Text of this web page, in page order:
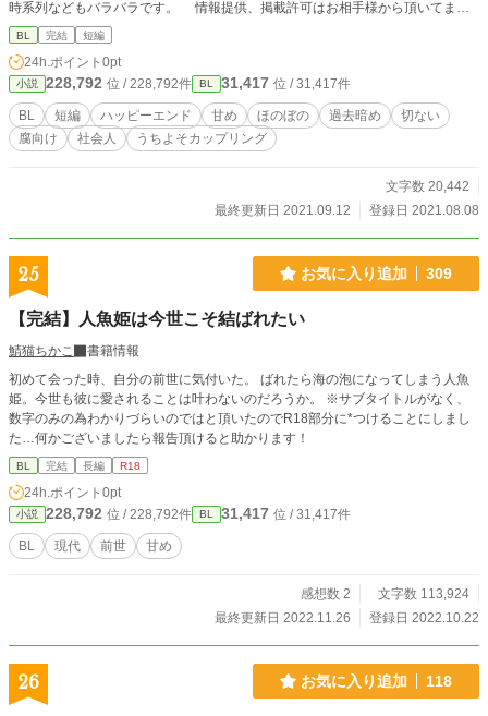
時系列などもバラバラです。 情報提供、掲載許可はお相手様から頂いてま
す。 兄編(R18)はこちら→https://www.alphapolis.co.jp/novel/356592767/104
523948
BL 完結 短編
24h.ポイント 0pt
小説 228,792 位 / 228,792件 BL 31,417 位 / 31,417件
BL 短編 ハッピーエンド 甘め ほのぼの 過去暗め
切ない
腐向け
社会人 うちよそカップリング
文字数 20,442
最終更新日 2021.09.12
登録日 2021.08.08
25 お気に入り追加 309
【完結】人魚姫は今世こそ結ばれたい
鯖猫ちかこ
書籍情報
初めて会った時、自分の前世に気付いた。 ばれたら海の泡になってしまう人魚
姫。今世も彼に愛されることは叶わないのだろうか。 ※サブタイトルがなく、
数字のみの為わかりづらいのではと頂いたのでR18部分に*つけることにしまし
た…何かございましたら報告頂けると助かります！
BL 完結 長編 R18
24h.ポイント 0pt
小説 228,792 位 / 228,792件 BL 31,417 位 / 31,417件
BL 現代 前世 甘め
感想数 2
文字数 113,924
最終更新日 2022.11.26
登録日 2022.10.22
26 お気に入り追加 118